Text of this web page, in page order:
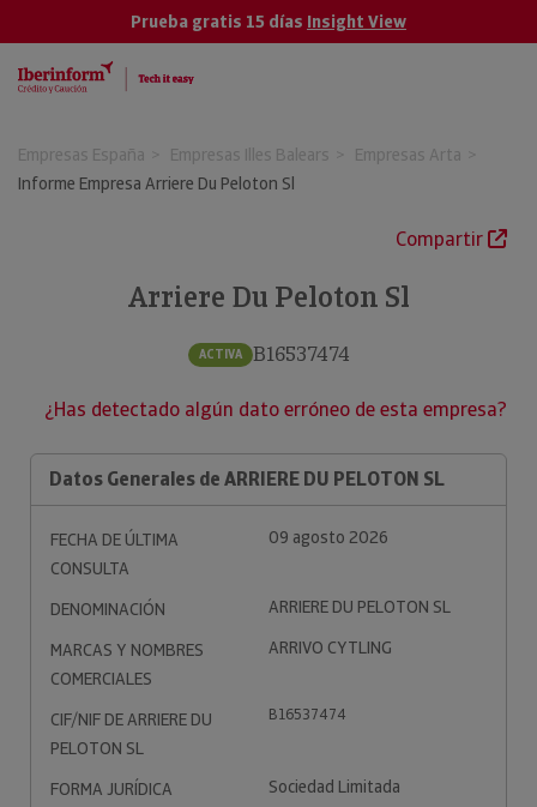
Prueba gratis 15 días Insight View
Empresas España Empresas Illes Balears
Empresas Arta
Informe Empresa Arriere Du Peloton Sl
Compartir
Arriere Du Peloton Sl
ACTIVA B16537474
¿Has detectado algún dato erróneo de esta empresa?
Datos Generales de ARRIERE DU PELOTON SL
FECHA DE ÚLTIMA
CONSULTA
09 agosto 2026
DENOMINACIÓN
ARRIERE DU PELOTON SL
MARCAS Y NOMBRES
COMERCIALES
ARRIVO CYTLING
CIF/NIF DE ARRIERE DU
PELOTON SL
B16537474
FORMA JURÍDICA
Sociedad Limitada